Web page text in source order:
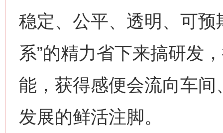
稳定、公平、透明、可预
系”的精力省下来搞研发
能，获得感便会流向车
发展的鲜活注脚。